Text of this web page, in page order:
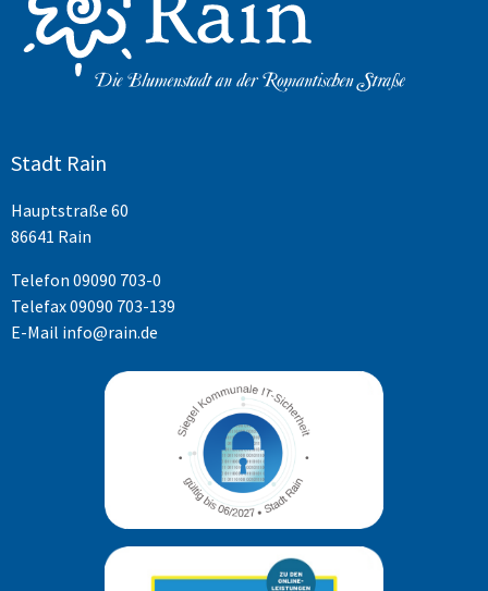
Stadt Rain
Hauptstraße 60
86641 Rain
Telefon 09090 703-0
Telefax 09090 703-139
E-Mail info@rain.de